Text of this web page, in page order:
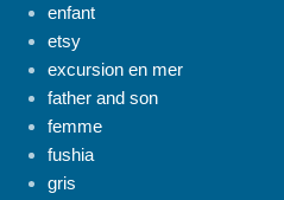
enfant
etsy
excursion en mer
father and son
femme
fushia
gris